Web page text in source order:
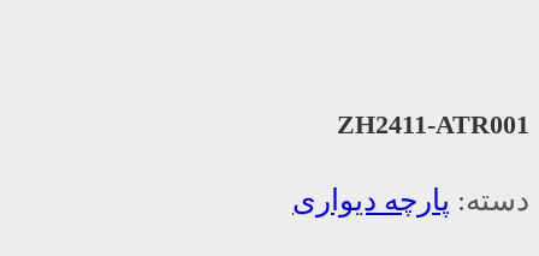
ZH2411-ATR001
دسته: پارچه دیواری